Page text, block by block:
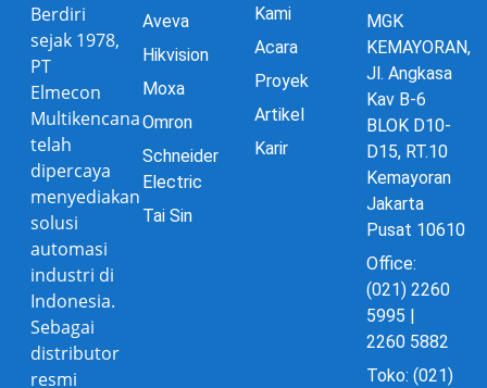
Berdiri
sejak 1978,
PT
Elmecon
Multikencana
telah
dipercaya
menyediakan
solusi
automasi
industri di
Indonesia.
Sebagai
distributor
resmi
Aveva
Hikvision
Moxa
Omron
Schneider
Electric
Tai Sin
Kami
Acara
Proyek
Artikel
Karir
MGK
KEMAYORAN,
Jl. Angkasa
Kav B-6
BLOK D10-
D15, RT.10
Kemayoran
Jakarta
Pusat 10610
Office:
(021) 2260
5995 |
2260 5882
Toko: (021)